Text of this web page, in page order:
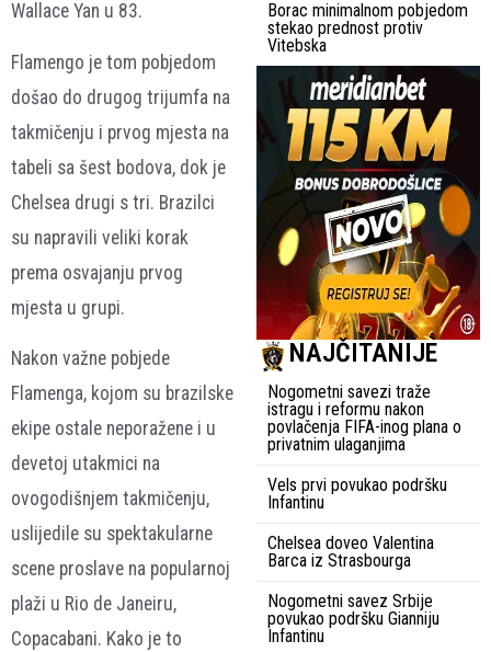
Wallace Yan u 83.
Flamengo je tom pobjedom
došao do drugog trijumfa na
takmičenju i prvog mjesta na
tabeli sa šest bodova, dok je
Chelsea drugi s tri. Brazilci
su napravili veliki korak
prema osvajanju prvog
mjesta u grupi.
Nakon važne pobjede
Flamenga, kojom su brazilske
ekipe ostale neporažene i u
devetoj utakmici na
ovogodišnjem takmičenju,
uslijedile su spektakularne
scene proslave na popularnoj
plaži u Rio de Janeiru,
Copacabani. Kako je to
Borac minimalnom pobjedom
stekao prednost protiv
Vitebska
NAJČITANIJE
Nogometni savezi traže
istragu i reformu nakon
povlačenja FIFA-inog plana o
privatnim ulaganjima
Vels prvi povukao podršku
Infantinu
Chelsea doveo Valentina
Barca iz Strasbourga
Nogometni savez Srbije
povukao podršku Gianniju
Infantinu